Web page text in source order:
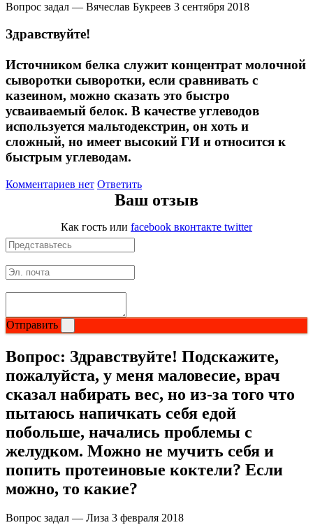
Вопрос задал — Вячеслав Букреев 3 сентября 2018
Здравствуйте!
Источником белка служит концентрат молочной
сыворотки сыворотки, если сравнивать с
казеином, можно сказать это быстро
усваиваемый белок. В качестве углеводов
используется мальтодекстрин, он хоть и
сложный, но имеет высокий ГИ и относится к
быстрым углеводам.
Комментариев нет Ответить
Ваш отзыв
Как гость или facebook вконтакте twitter
Отправить
Вопрос: Здравствуйте! Подскажите,
пожалуйста, у меня маловесие, врач
сказал набирать вес, но из-за того что
пытаюсь напичкать себя едой
побольше, начались проблемы с
желудком. Можно не мучить себя и
попить протеиновые коктели? Если
можно, то какие?
Вопрос задал — Лиза 3 февраля 2018